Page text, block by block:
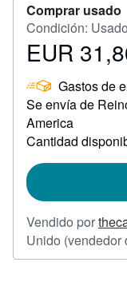
Comprar usado
Condición:
Precio
31,80
EUR
Gastos de
Se envía de
America
Cantidad
Vendido por
Unido (vendedor